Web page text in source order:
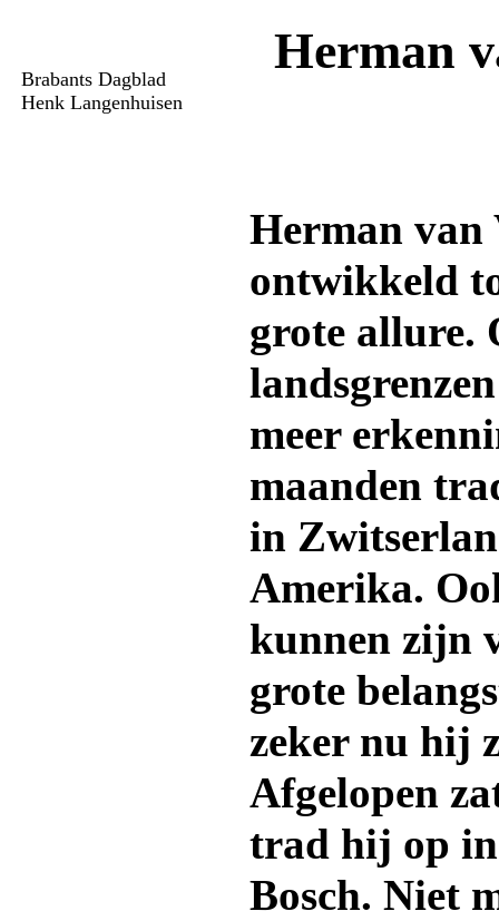
Brabants Dagblad
Henk Langenhuisen
Herman
Herman van
ontwikkeld
grote allure.
meer
maanden
in
Amerika.
kunnen zijn
grote
zeker nu hij
Afgelopen
trad hij op
Bosch. Niet